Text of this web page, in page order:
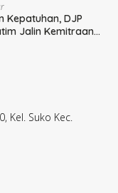
Kepatuhan, DJP
Jalin Kemitraan
Kel. Suko Kec.